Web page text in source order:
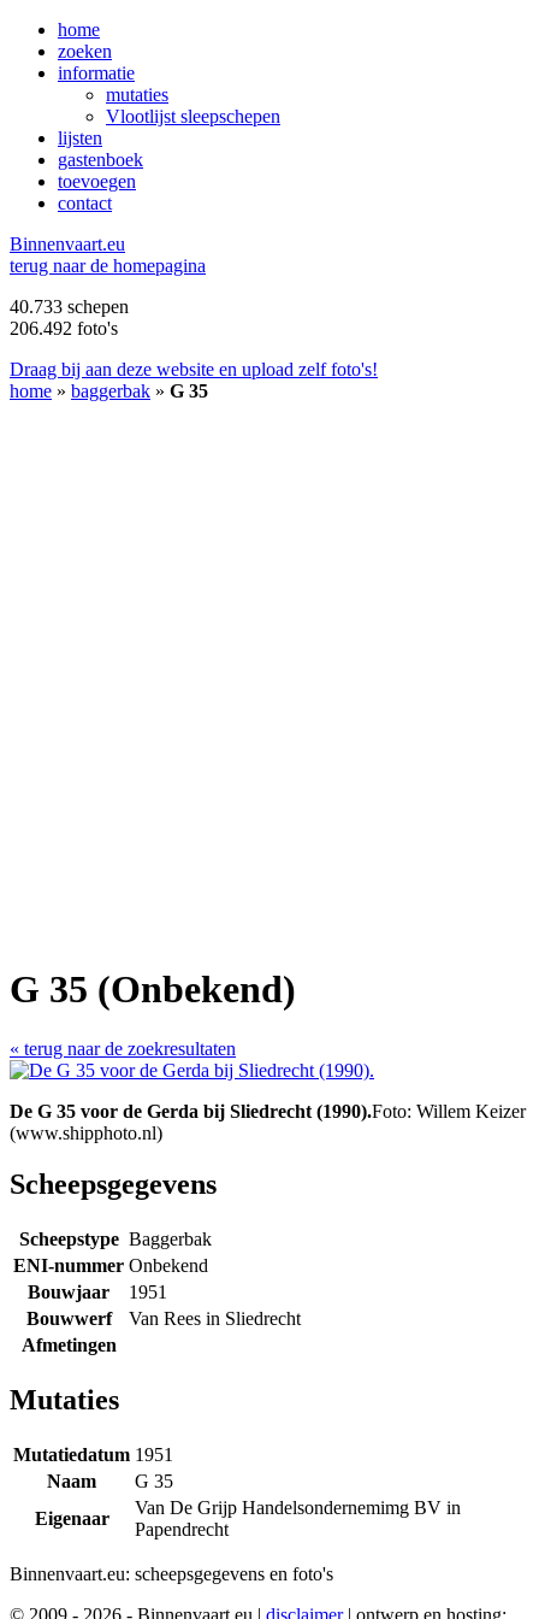
home
zoeken
informatie
mutaties
Vlootlijst sleepschepen
lijsten
gastenboek
toevoegen
contact
Binnenvaart.eu
terug naar de homepagina
40.733 schepen
206.492 foto's
Draag bij aan deze website en upload zelf foto's!
home » baggerbak » G 35
G 35 (Onbekend)
« terug naar de zoekresultaten
De G 35 voor de Gerda bij Sliedrecht (1990).Foto: Willem Keizer
(www.shipphoto.nl)
Scheepsgegevens
Scheepstype Baggerbak
ENI-nummer Onbekend
Bouwjaar
1951
Bouwwerf
Van Rees in Sliedrecht
Afmetingen
Mutaties
Mutatiedatum 1951
Naam
G 35
Eigenaar
Van De Grijp Handelsondernemimg BV in
Papendrecht
Binnenvaart.eu: scheepsgegevens en foto's
© 2009 - 2026 - Binnenvaart.eu | disclaimer | ontwerp en hosting: